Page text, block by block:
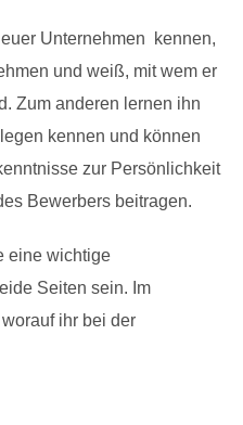
Unternehmen kennen,
und weiß, mit wem er
Zum anderen lernen ihn
kennen und können
zur Persönlichkeit
Bewerbers beitragen.
eine wichtige
Seiten sein. Im
ihr bei der